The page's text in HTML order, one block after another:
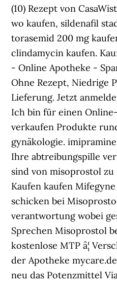
(10) Rezept von
wo kaufen, sildenafil
torasemid 200 mg
clindamycin kaufen.
- Online Apotheke -
Ohne Rezept, Niedrige
Lieferung. Jetzt
Ich bin für einen
verkaufen Produkte
gynäkologie.
Ihre abtreibungspille
sind von misoprostol
Kaufen kaufen
schicken bei
verantwortung wobei
Sprechen Misoprostol
kostenlose MTP â¦
der Apotheke
neu das Potenzmittel